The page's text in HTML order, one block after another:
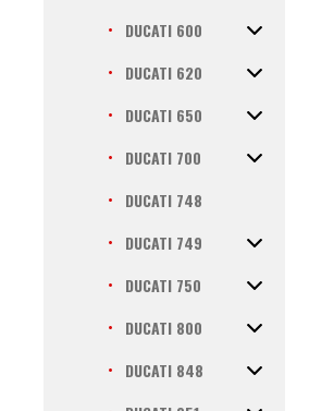
DUCATI 600
DUCATI 620
DUCATI 650
DUCATI 700
DUCATI 748
DUCATI 749
DUCATI 750
DUCATI 800
DUCATI 848